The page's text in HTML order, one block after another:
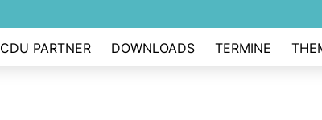
CDU PARTNER DOWNLOADS TERMINE